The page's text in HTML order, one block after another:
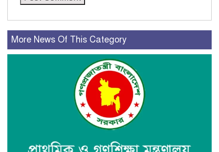
More News Of This Category